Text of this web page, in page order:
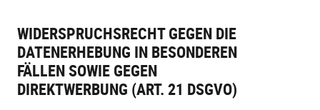
WIDERSPRUCHSRECHT GEGEN DIE
DATENERHEBUNG IN BESONDEREN
FÄLLEN SOWIE GEGEN
DIREKTWERBUNG (ART. 21 DSGVO)